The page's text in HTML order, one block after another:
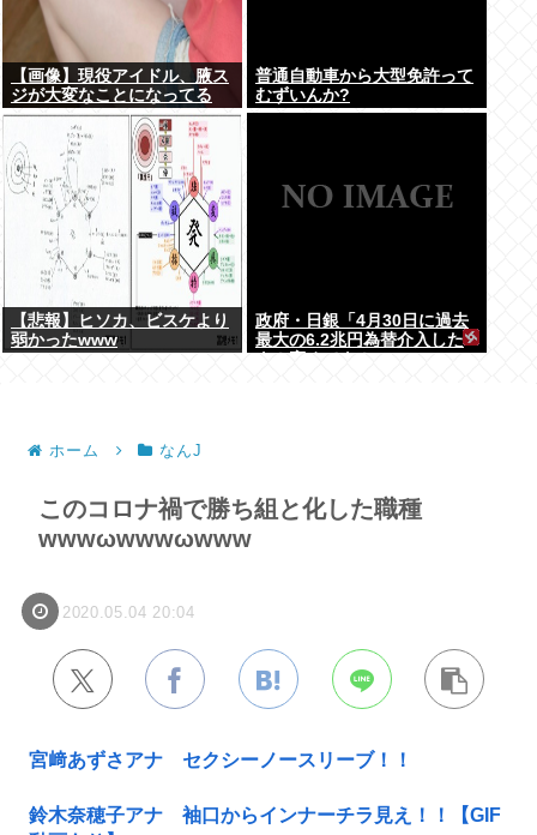
【画像】現役アイドル、腋ス
ジが大変なことになってる
www
普通自動車から大型免許って
むずいんか?
【悲報】ヒソカ、ビスケより
弱かったwww
政府・日銀「4月30日に過去
最大の6.2兆円為替介入した
ホーム なんJ
このコロナ禍で勝ち組と化した職種
wwwωwwwωwww
2020.05.04 20:04
宮﨑あずさアナ セクシーノースリーブ！！
鈴木奈穂子アナ 袖口からインナーチラ見え！！【GIF